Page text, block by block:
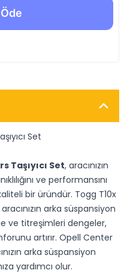
Set
Taşıyıcı Set, aracınızın
ve performansını
bir üründür. Togg T10x
arka süspansiyon
ve titreşimleri dengeler,
artırır. Opell Center
arka süspansiyon
yardımcı olur.